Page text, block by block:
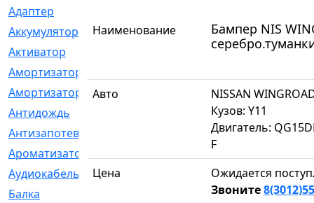
Адаптер
Аккумулятор
[2]
Активатор
Амортизатор
Амортизаторы
Антидождь
Антизапотеватель
Ароматизатор
Аудиокабель
Балка
Наименование
Бампер NIS
Авто
NISSAN
Кузов: Y11
Двигатель:
F
Цена
Ожидается
Звоните